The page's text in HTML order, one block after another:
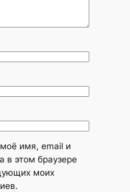
имя, email и
в этом браузере
моих